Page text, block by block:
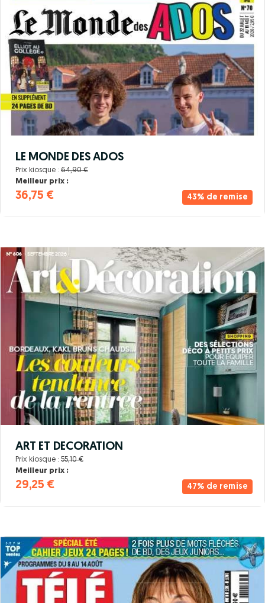
43% de remise
LE MONDE DES ADOS
Prix kiosque : 64,90 €
Meilleur prix :
36,75 €
47% de remise
ART ET DECORATION
Prix kiosque : 55,10 €
Meilleur prix :
29,25 €